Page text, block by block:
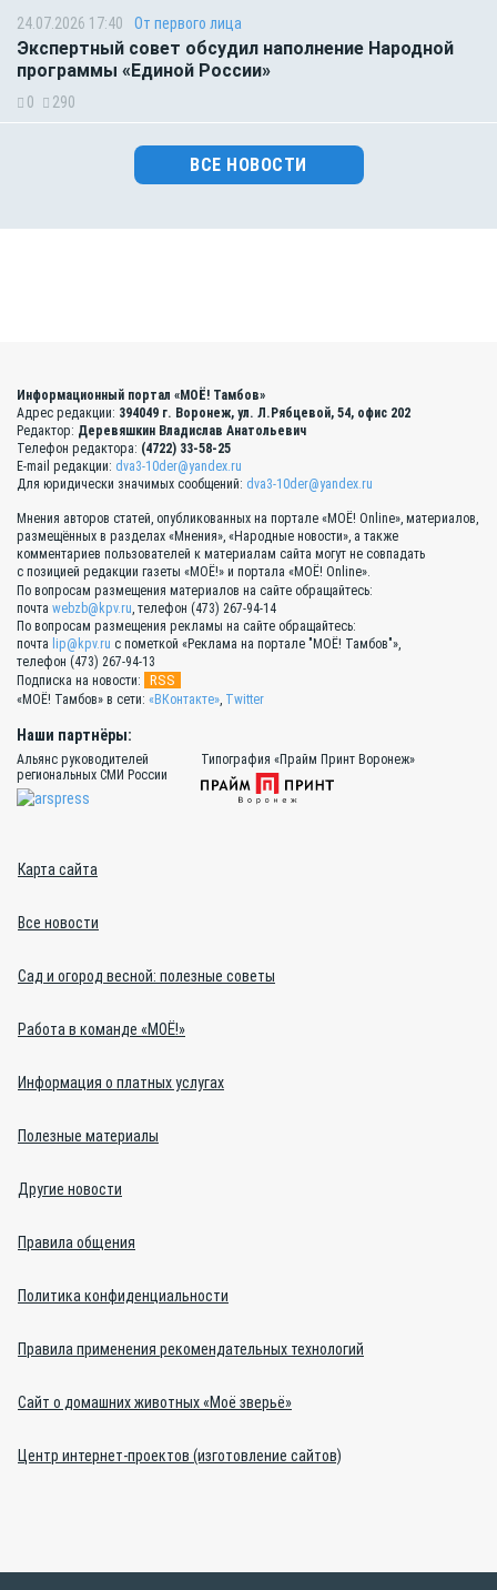
24.07.2026 17:40 От первого лица
Экспертный совет обсудил наполнение Народной
программы «Единой России»
0 290
ВСЕ НОВОСТИ
Информационный портал «МОЁ! Тамбов»
Адрес редакции: 394049 г. Воронеж, ул. Л.Рябцевой, 54, офис 202
Редактор: Деревяшкин Владислав Анатольевич
Телефон редактора: (4722) 33-58-25
E-mail редакции: dva3-10der@yandex.ru
Для юридически значимых сообщений: dva3-10der@yandex.ru
Мнения авторов статей, опубликованных на портале «МОЁ! Online», материалов,
размещённых в разделах «Мнения», «Народные новости», а также
комментариев пользователей к материалам сайта могут не совпадать
с позицией редакции газеты «МОЁ!» и портала «МОЁ! Online».
По вопросам размещения материалов на сайте обращайтесь:
почта webzb@kpv.ru, телефон (473) 267-94-14
По вопросам размещения рекламы на сайте обращайтесь:
почта lip@kpv.ru с пометкой «Реклама на портале "МОЁ! Тамбов"»,
телефон (473) 267-94-13
Подписка на новости:
RSS
«МОЁ! Тамбов» в сети: «ВКонтакте», Twitter
Наши партнёры:
Альянс руководителей
региональных СМИ России
Типография «Прайм Принт Воронеж»
Карта сайта
Все новости
Сад и огород весной: полезные советы
Работа в команде «МОЁ!»
Информация о платных услугах
Полезные материалы
Другие новости
Правила общения
Политика конфиденциальности
Правила применения рекомендательных технологий
Сайт о домашних животных «Моё зверьё»
Центр интернет-проектов (изготовление сайтов)